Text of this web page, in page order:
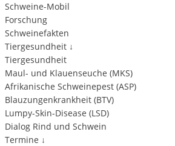
Schweine-Mobil
Forschung
Schweinefakten
Tiergesundheit ↓
Tiergesundheit
Maul- und Klauenseuche (MKS)
Afrikanische Schweinepest (ASP)
Blauzungenkrankheit (BTV)
Lumpy-Skin-Disease (LSD)
Dialog Rind und Schwein
Termine ↓